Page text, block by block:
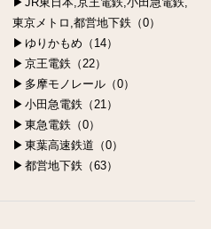
東京メトロ,都営地下鉄（0）
ゆりかもめ（14）
京王電鉄（22）
多摩モノレール（0）
小田急電鉄（21）
東急電鉄（0）
東葉高速鉄道（0）
都営地下鉄（63）